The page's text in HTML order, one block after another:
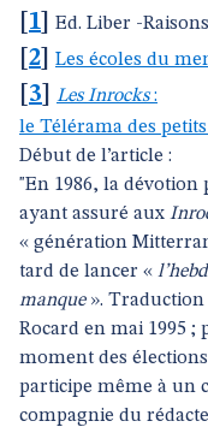
1 Ed. Liber -
2 Les écoles du
3 Les Inrocks:
le Télérama des
Début de l’article :
"En 1986, la dévotion
ayant assuré aux
« génération
tard de lancer «
manque». Traduction
Rocard en mai 1995 ;
moment des
participe même à un
compagnie du